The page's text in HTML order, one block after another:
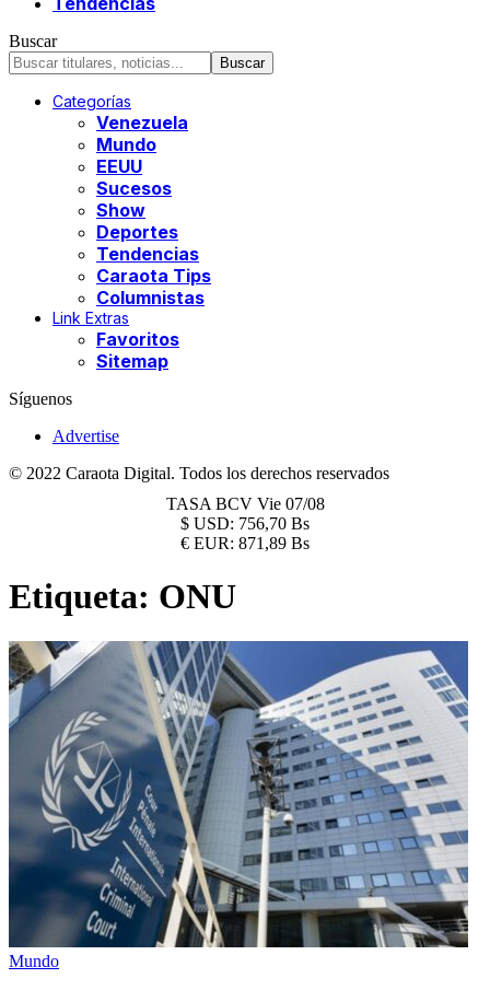
Buscar
Categorías
Venezuela
Mundo
EEUU
Sucesos
Show
Deportes
Tendencias
Caraota Tips
Columnistas
Link Extras
Favoritos
Sitemap
Síguenos
Advertise
© 2022 Caraota Digital. Todos los derechos reservados
TASA BCV Vie 07/08
$ USD: 756,70 Bs
€ EUR: 871,89 Bs
Etiqueta: ONU
Mundo